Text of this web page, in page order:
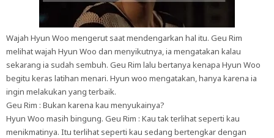
Wajah Hyun Woo mengerut saat mendengarkan hal itu. Geu Rim
melihat wajah Hyun Woo dan menyikutnya, ia mengatakan kalau
sekarang ia sudah sembuh. Geu Rim lalu bertanya kenapa Hyun Woo
begitu keras latihan menari. Hyun woo mengatakan, hanya karena ia
ingin melakukan yang terbaik.
Geu Rim : Bukan karena kau menyukainya?
Hyun Woo masih bingung. Geu Rim : Kau tak terlihat seperti kau
menikmatinya. Itu terlihat seperti kau sedang bertengkar dengan